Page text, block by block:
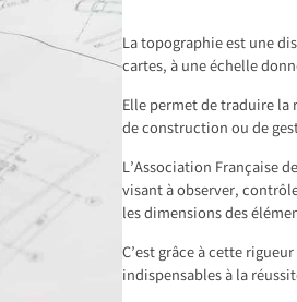
La topographie est une
cartes, à une échelle
Elle permet de traduire la
de construction ou de
L’Association Française
visant à observer,
les dimensions des
C’est grâce à cette
indispensables à la